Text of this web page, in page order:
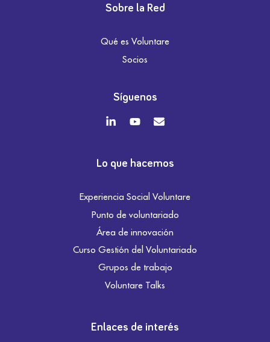
Sobre la Red
Qué es Voluntare
Socios
Síguenos
Lo que hacemos
Experiencia Social Voluntare
Punto de voluntariado
Área de innovación
Curso Gestión del Voluntariado
Grupos de trabajo
Voluntare Talks
Enlaces de interés